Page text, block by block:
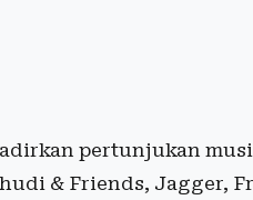
pertunjukan
& Friends, Jagger,